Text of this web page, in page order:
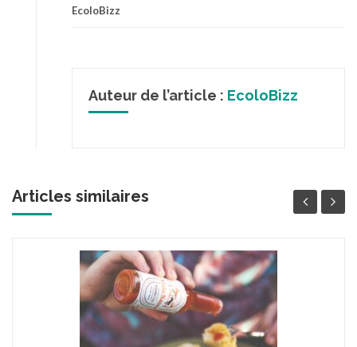
EcoloBizz
Auteur de l’article : EcoloBizz
Articles similaires